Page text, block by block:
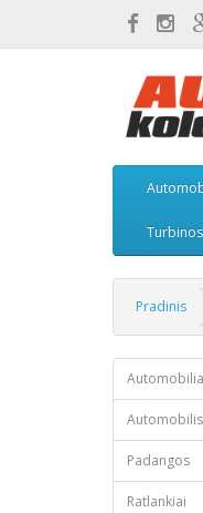
Turbinos
Pradinis
Automobilis
Padangos
Ratlankiai